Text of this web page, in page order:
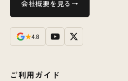
会社概要を見る
★4.8
ご利用ガイド